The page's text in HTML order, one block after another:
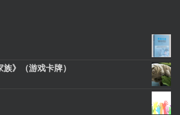
族》（游戏卡牌）